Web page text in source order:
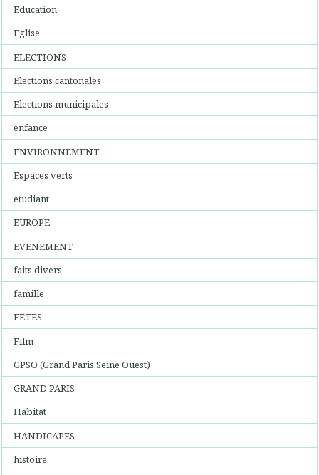
Education
Eglise
ELECTIONS
Elections cantonales
Elections municipales
enfance
ENVIRONNEMENT
Espaces verts
etudiant
EUROPE
EVENEMENT
faits divers
famille
FETES
Film
GPSO (Grand Paris Seine Ouest)
GRAND PARIS
Habitat
HANDICAPES
histoire